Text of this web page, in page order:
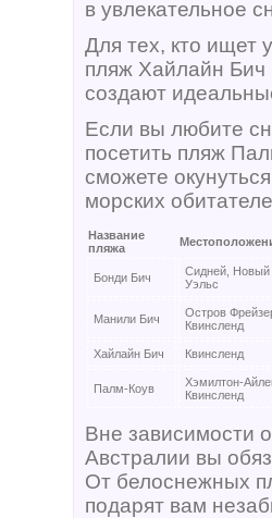
в увлекательное
Для тех, кто ищет
пляж Хайлайн Бич
создают
Если вы любите
посетить пляж
сможете
морских
Название
пляжа
Бонди Бич
Сидней,
Уэльс
Манили Бич
Остров
Квинсленд
Хайлайн Бич Квинсленд
Палм-Коув
Хэмилтон-
Квинсленд
Вне зависимости
Австралии вы
От белоснежных
подарят вам